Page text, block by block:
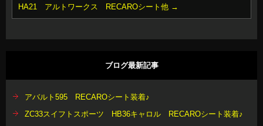
HA21 アルトワークス RECAROシート他 →
ブログ最新記事
アバルト595 RECAROシート装着♪
ZC33スイフトスポーツ HB36キャロル RECAROシート装着♪